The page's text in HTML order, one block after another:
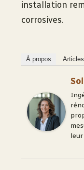
installation
corrosives.
À propos